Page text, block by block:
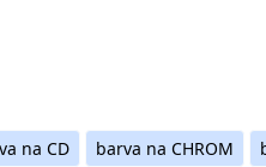
na CD barva na CHROM